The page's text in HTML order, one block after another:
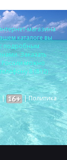
магазина
каталоге вы
подробным
Заказать
России можно
8 (812)
| |Политика